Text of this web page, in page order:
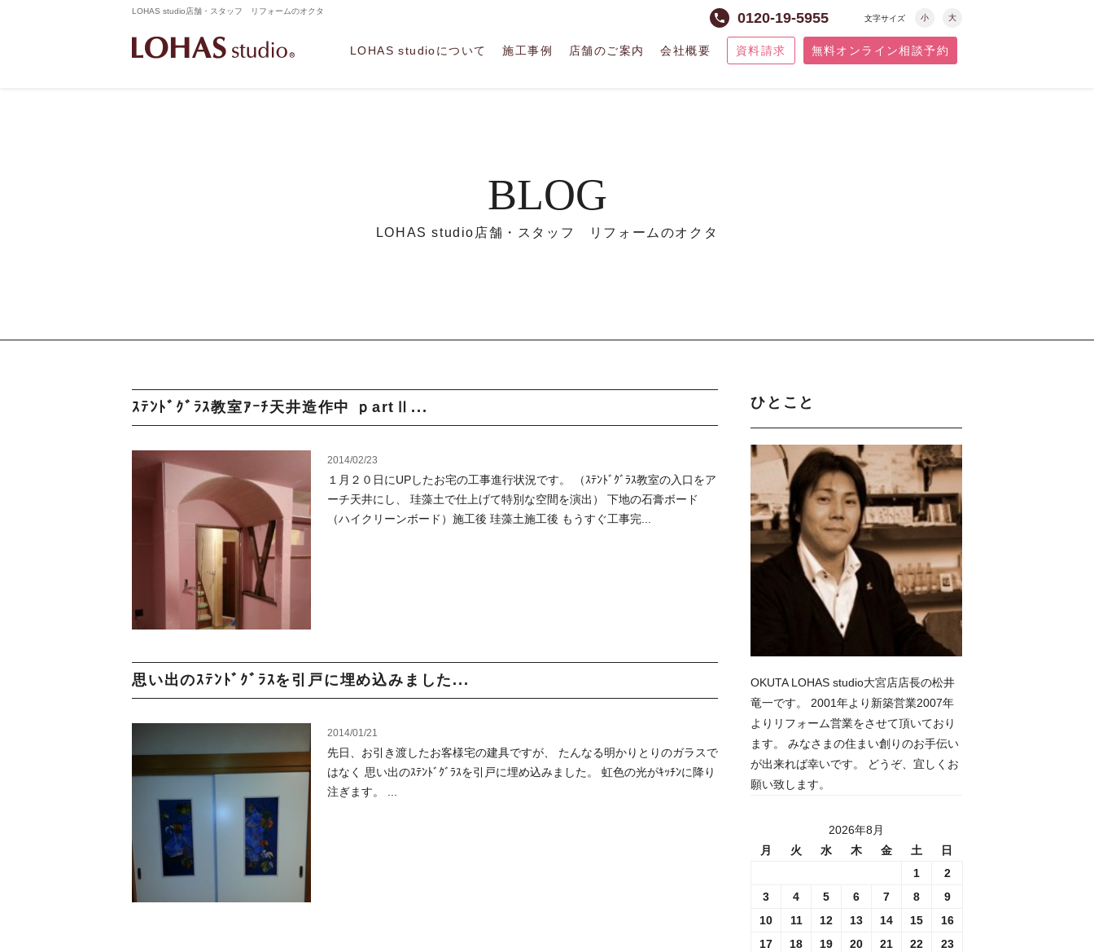
LOHAS studio店舗・スタッフ リフォームのオクタ
phone 0120-19-5955 文字サイズ 小 大
LOHAS studioについて 施工事例 店舗のご案内 会社概要 資料請求 無料オンライン相談予約
BLOG
LOHAS studio店舗・スタッフ リフォームのオクタ
ｽﾃﾝﾄﾞｸﾞﾗｽ教室ｱｰﾁ天井造作中 ｐartⅡ...
2014/02/23
１月２０日にUPしたお宅の工事進行状況です。 （ｽﾃﾝﾄﾞｸﾞﾗｽ教室の入口をア
ーチ天井にし、 珪藻土で仕上げて特別な空間を演出） 下地の石膏ボード
（ハイクリーンボード）施工後 珪藻土施工後 もうすぐ工事完...
思い出のｽﾃﾝﾄﾞｸﾞﾗｽを引戸に埋め込みました...
2014/01/21
先日、お引き渡したお客様宅の建具ですが、 たんなる明かりとりのガラスで
はなく 思い出のｽﾃﾝﾄﾞｸﾞﾗｽを引戸に埋め込みました。 虹色の光がｷｯﾁﾝに降り
注ぎます。 ...
ひとこと
OKUTA LOHAS studio大宮店店長の松井
竜一です。 2001年より新築営業2007年
よりリフォーム営業をさせて頂いており
ます。 みなさまの住まい創りのお手伝い
が出来れば幸いです。 どうぞ、宜しくお
願い致します。
2026年8月
月
火 水 木 金 土 日
1
2
3
4 5 6 7 8
9
10
11 12 13 14 15
16
17
18 19 20 21 22
23